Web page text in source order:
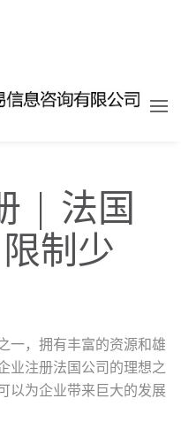
| 法国
制少
一，拥有丰富的资源和雄
业注册法国公司的理想之
以为企业带来巨大的发展